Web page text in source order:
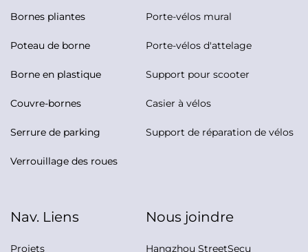
Bornes pliantes
Poteau de borne
Borne en plastique
Couvre-bornes
Serrure de parking
Verrouillage des roues
Porte-vélos mural
Porte-vélos d'attelage
Support pour scooter
Casier à vélos
Support de réparation de vélos
Nav. Liens
Projets
Nous joindre
Hangzhou StreetSecu